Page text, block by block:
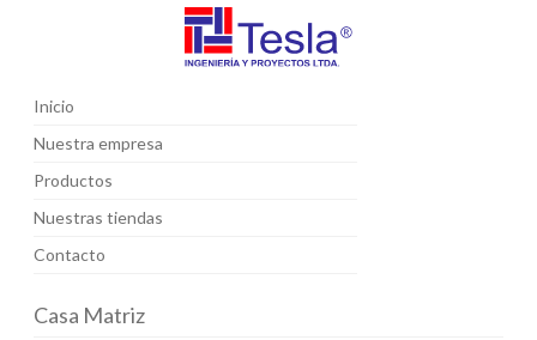
Inicio
Nuestra empresa
Productos
Nuestras tiendas
Contacto
Casa Matriz